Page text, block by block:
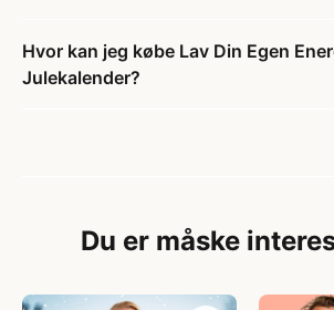
Hvor kan jeg købe Lav Din Egen
Julekalender?
Du er måske